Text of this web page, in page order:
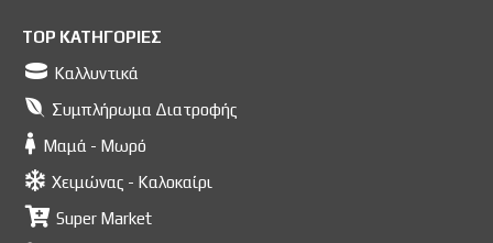
TOP ΚΑΤΗΓΟΡΙΕΣ
Καλλυντικά
Συμπλήρωμα Διατροφής
Μαμά - Μωρό
Χειμώνας - Καλοκαίρι
Super Market